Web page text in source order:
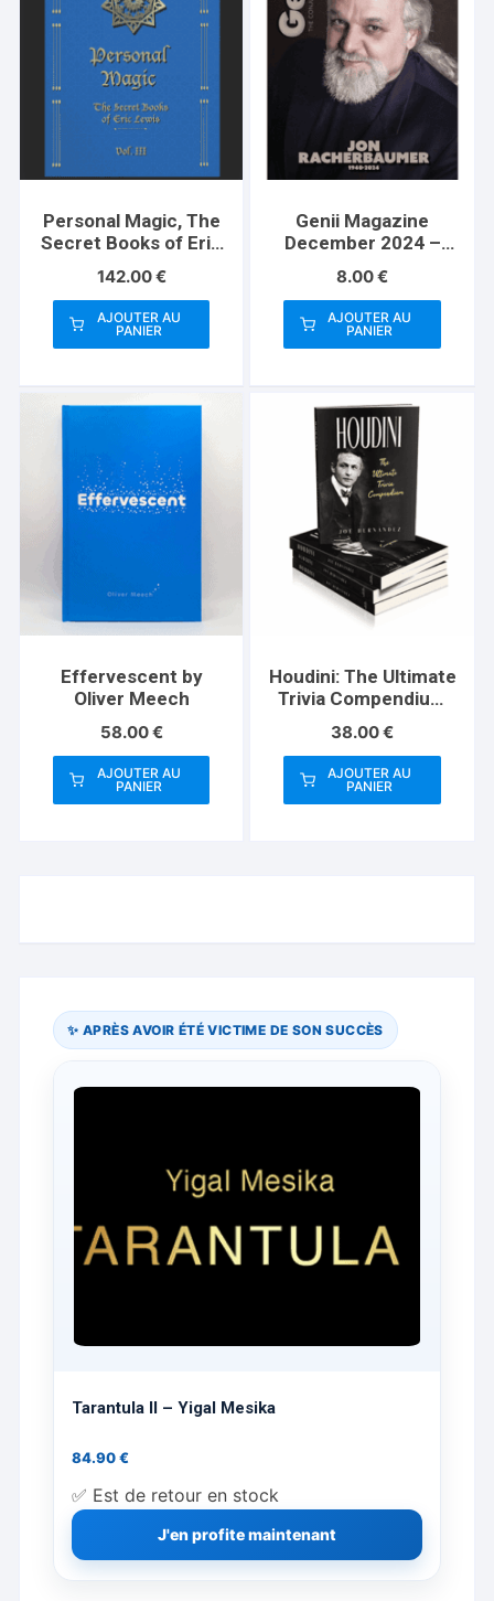
Personal Magic, The
Secret Books of Eric
Lewis, Vol.3
142.00€
AJOUTER AU
PANIER
Genii Magazine
December 2024 –
Book
8.00€
AJOUTER AU
PANIER
Effervescent by
Oliver Meech
58.00€
AJOUTER AU
PANIER
Houdini: The Ultimate
Trivia Compendium
(Paperback) by Joe
Hernandez
38.00€
AJOUTER AU
PANIER
✨ APRÈS AVOIR ÉTÉ VICTIME DE SON SUCCÈS
Tarantula II – Yigal Mesika
84.90€
✅ Est de retour en stock
J'en profite maintenant